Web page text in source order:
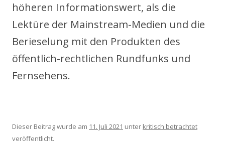
höheren Informationswert, als die
Lektüre der Mainstream-Medien und die
Berieselung mit den Produkten des
öffentlich-rechtlichen Rundfunks und
Fernsehens.
Dieser Beitrag wurde am 11. Juli 2021 unter kritisch betrachtet
veröffentlicht.